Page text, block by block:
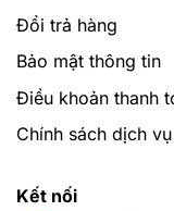
Đổi trả hàng
Bảo mật thông tin
Điều khoản thanh
Chính sách dịch
Kết nối